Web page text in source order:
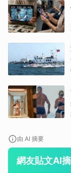
由 AI 摘要
網友貼文AI